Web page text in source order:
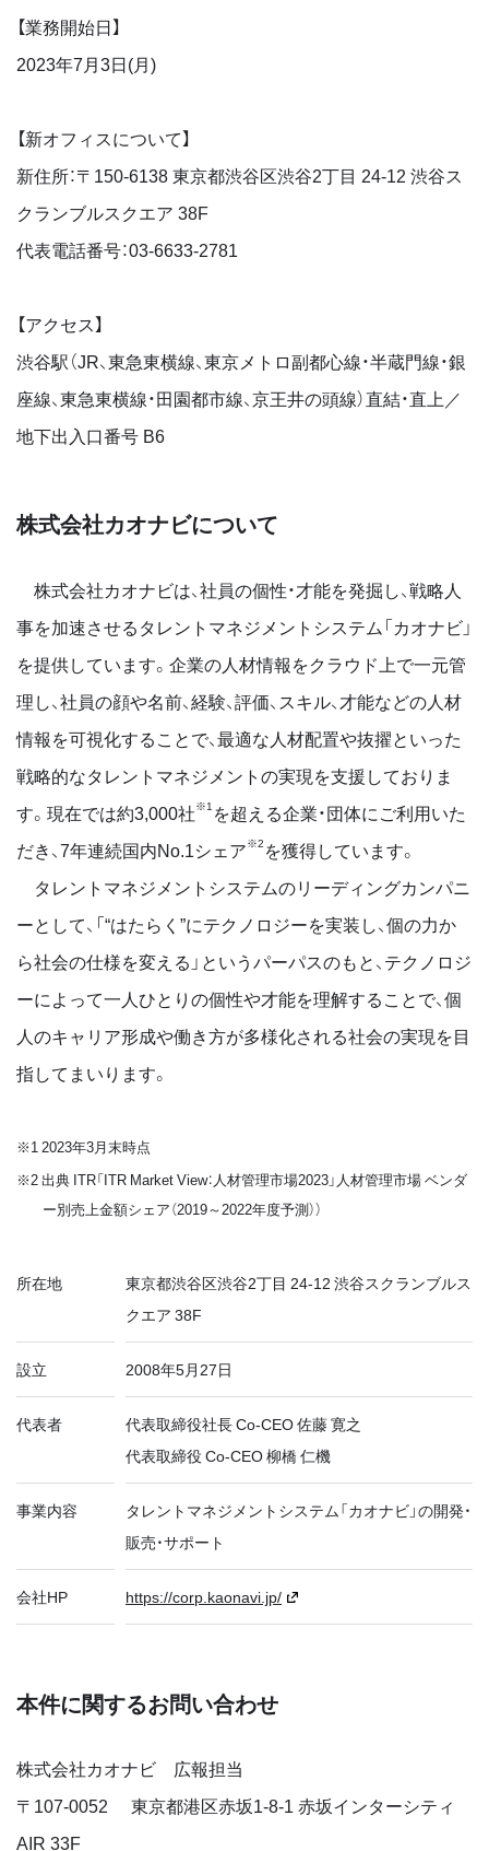
【業務開始日】
2023年7月3日(月)
【新オフィスについて】
新住所：〒150-6138 東京都渋谷区渋谷2丁目 24-12 渋谷ス
クランブルスクエア 38F
代表電話番号：03-6633-2781
【アクセス】
渋谷駅（JR、東急東横線、東京メトロ副都心線・半蔵門線・銀
座線、東急東横線・田園都市線、京王井の頭線）直結・直上／
地下出入口番号 B6
株式会社カオナビについて
株式会社カオナビは、社員の個性・才能を発掘し、戦略人
事を加速させるタレントマネジメントシステム「カオナビ」
を提供しています。企業の人材情報をクラウド上で一元管
理し、社員の顔や名前、経験、評価、スキル、才能などの人材
情報を可視化することで、最適な人材配置や抜擢といった
戦略的なタレントマネジメントの実現を支援しておりま
す。現在では約3,000社※1 を超える企業・団体にご利用いた
だき、7年連続国内No.1シェア※2 を獲得しています。
タレントマネジメントシステムのリーディングカンパニ
ーとして、「“はたらく”にテクノロジーを実装し、個の力か
ら社会の仕様を変える」というパーパスのもと、テクノロジ
ーによって一人ひとりの個性や才能を理解することで、個
人のキャリア形成や働き方が多様化される社会の実現を目
指してまいります。
※1 2023年3月末時点
※2 出典 ITR「ITR Market View：人材管理市場2023」人材管理市場 ベンダ
ー別売上金額シェア（2019～2022年度予測））
所在地
東京都渋谷区渋谷2丁目 24-12 渋谷スクランブルス
クエア 38F
設立 2008年5月27日
代表者
代表取締役社長 Co-CEO 佐藤 寛之
代表取締役 Co-CEO 柳橋 仁機
事業内容
タレントマネジメントシステム「カオナビ」の開発・
販売・サポート
会社HP https://corp.kaonavi.jp/
本件に関するお問い合わせ
株式会社カオナビ 広報担当
〒 107-0052
東京都港区赤坂1-8-1 赤坂インターシティ
AIR 33F